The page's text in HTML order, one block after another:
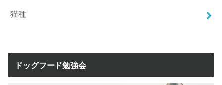
猫種
ドッグフード勉強会